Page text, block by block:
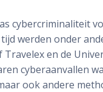
cybercriminaliteit
werden onder
Travelex en de
cyberaanvallen
ook andere